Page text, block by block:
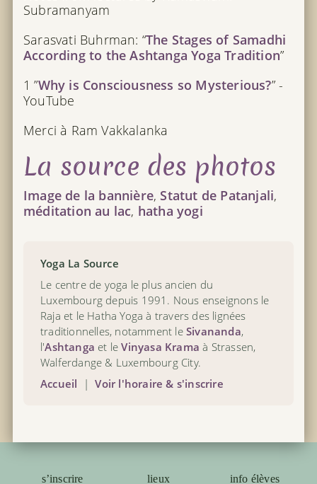
Subramanyam
Sarasvati Buhrman: “The Stages of Samadhi
According to the Ashtanga Yoga Tradition”
1 ”Why is Consciousness so Mysterious?” -
YouTube
Merci à Ram Vakkalanka
La source des photos
Image de la bannière, Statut de Patanjali,
méditation au lac, hatha yogi
Yoga La Source
Le centre de yoga le plus ancien du
Luxembourg depuis 1991. Nous enseignons le
Raja et le Hatha Yoga à travers des lignées
traditionnelles, notamment le Sivananda,
l'Ashtanga et leVinyasa Krama à Strassen,
Walferdange & Luxembourg City.
Accueil |Voir l'horaire & s'inscrire
s’inscrire lieux info élèves